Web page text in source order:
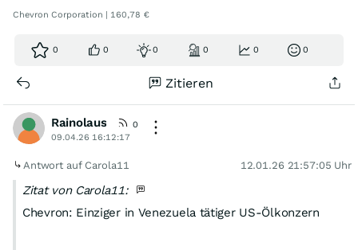
Chevron Corporation | 160,78 €
0 0 0 0 0 0
Zitieren
Rainolaus
0
09.04.26 16:12:17
Antwort auf Carola11 12.01.26 21:57:05 Uhr
Zitat von Carola11:
Chevron: Einziger in Venezuela tätiger US-Ölkonzern